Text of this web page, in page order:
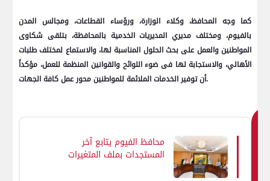
كما وجه المحافظ، وكلاء الوزارة، ورؤساء القطاعات، ومجالس المدن
بالفيوم، ومختلف مديري المديريات الخدمية بالمحافظة، بتلقى شكاوى
المواطنين والعمل على بحث الحلول المناسبة لها، والاستماع لمختلف طلبات
الأهالي، والاستجابة لها فى ضوء اللوائح والقوانين المنظمة للعمل، مؤكداً
أن توفير الخدمات الملائمة للمواطنين محور عمل كافة الجهات.
محافظ الفيوم يتابع آخر
المستجدات بملف المتغيرات